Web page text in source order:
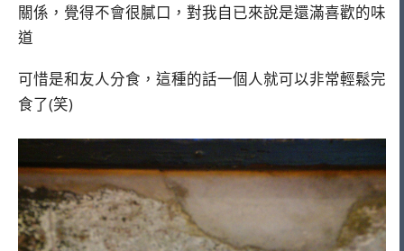
關係，覺得不會很膩口，對我自已來說是還滿喜歡的味
道
可惜是和友人分食，這種的話一個人就可以非常輕鬆完
食了(笑)